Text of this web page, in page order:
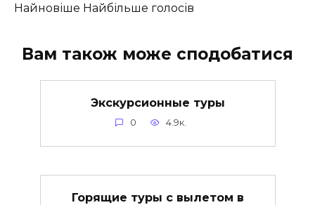
Найновіше Найбільше голосів
Вам також може сподобатися
Экскурсионные туры
0 4.9к.
Горящие туры с вылетом в